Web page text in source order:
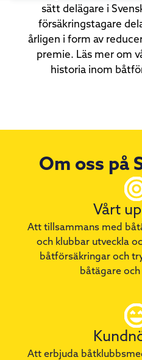
sätt delägare i
försäkringstagare
årligen i form av
premie. ​Läs mer om
historia inom
Om oss på
Vårt
Att tillsammans med
och klubbar utveckla
båtförsäkringar och
båtägare
Att erbjuda